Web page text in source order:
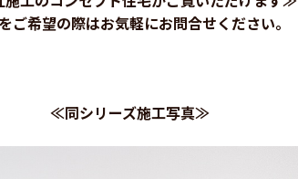
ご希望の際はお気軽にお問合せください。
≪同シリーズ施工写真≫